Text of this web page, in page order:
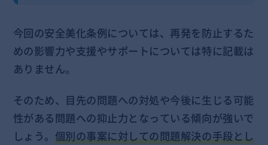
今回の安全美化条例については、再発を防止するた
めの影響力や支援やサポートについては特に記載は
ありません。
そのため、目先の問題への対処や今後に生じる可能
性がある問題への抑止力となっている傾向が強いで
しょう。 個別の事案に対しての問題解決の手段とし